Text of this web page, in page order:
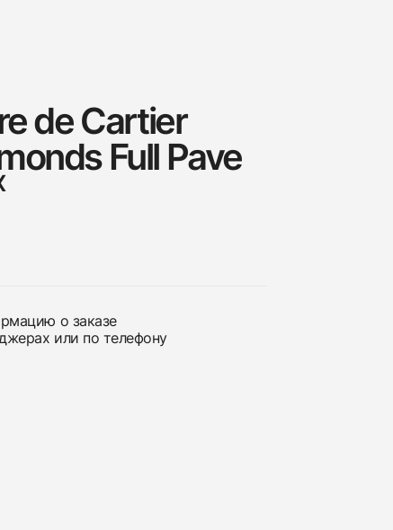
de Cartier
Full Pave
о заказе
или по телефону